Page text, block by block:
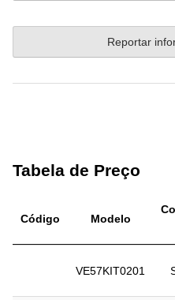
Reportar
Tabela de Preço
Código Modelo
VE57KIT0201